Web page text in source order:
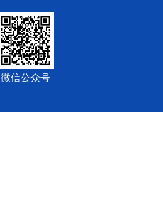
微信公众号